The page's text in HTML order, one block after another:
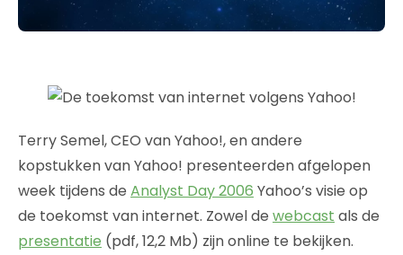
Terry Semel, CEO van Yahoo!, en andere
kopstukken van Yahoo! presenteerden afgelopen
week tijdens de Analyst Day 2006 Yahoo’s visie op
de toekomst van internet. Zowel de webcast als de
presentatie (pdf, 12,2 Mb) zijn online te bekijken.